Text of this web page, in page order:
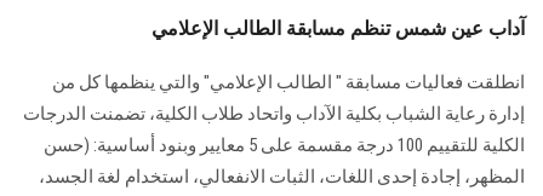
آداب عين شمس تنظم مسابقة الطالب الإعلامي
انطلقت فعاليات مسابقة " الطالب الإعلامي" والتي ينظمها كل من
إدارة رعاية الشباب بكلية الآداب واتحاد طلاب الكلية، تضمنت الدرجات
الكلية للتقييم 100 درجة مقسمة على 5 معايير وبنود أساسية: (حسن
المظهر، إجادة إحدى اللغات، الثبات الانفعالي، استخدام لغة الجسد،